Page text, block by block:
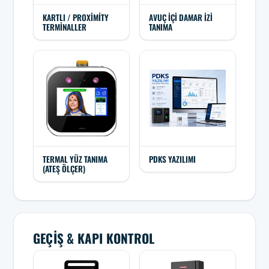
KARTLI / PROXIMITY
TERMINALLER
AVUÇ İÇI DAMAR İZI
TANIMA
TERMAL YÜZ TANIMA
(ATEŞ ÖLÇER)
PDKS YAZILIMI
GEÇIŞ & KAPI KONTROL